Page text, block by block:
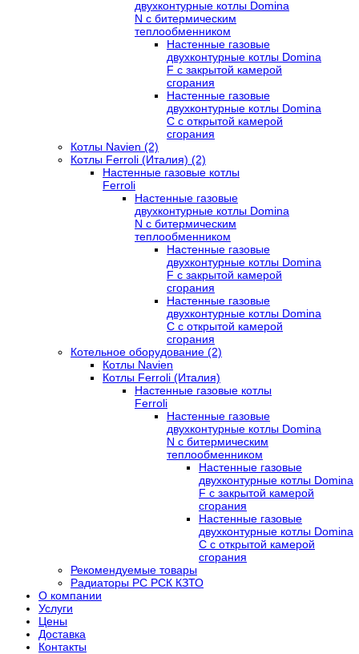
двухконтурные котлы Domina
N с битермическим
теплообменником
Настенные газовые
двухконтурные котлы Domina
F с закрытой камерой
сгорания
Настенные газовые
двухконтурные котлы Domina
C с открытой камерой
сгорания
Котлы Navien (2)
Котлы Ferroli (Италия) (2)
Настенные газовые котлы
Ferroli
Настенные газовые
двухконтурные котлы Domina
N с битермическим
теплообменником
Настенные газовые
двухконтурные котлы Domina
F с закрытой камерой
сгорания
Настенные газовые
двухконтурные котлы Domina
C с открытой камерой
сгорания
Котельное оборудование (2)
Котлы Navien
Котлы Ferroli (Италия)
Настенные газовые котлы
Ferroli
Настенные газовые
двухконтурные котлы Domina
N с битермическим
теплообменником
Настенные газовые
двухконтурные котлы Domina
F с закрытой камерой
сгорания
Настенные газовые
двухконтурные котлы Domina
C с открытой камерой
сгорания
Рекомендуемые товары
Радиаторы РС РСК КЗТО
О компании
Услуги
Цены
Доставка
Контакты